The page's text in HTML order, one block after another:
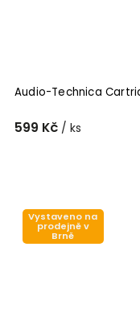
Audio-Technica
599 Kč / ks
Vystaveno na
prodejně v
Brně